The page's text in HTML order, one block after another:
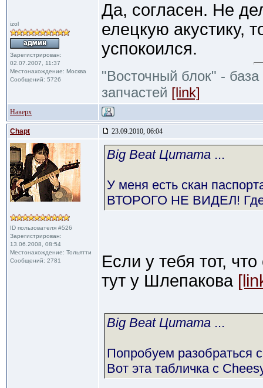
izol
Зарегистрирован:
02.07.2007, 11:37
Местонахождение: Москва
Сообщений: 5726
Да, согласен. Не
елецкую акустику,
успокоился.
"Восточный блок" -
запчастей [link]
Наверх
Chapt 23.09.2010, 06:04
ID пользователя #526
Зарегистрирован:
13.06.2008, 08:54
Местонахождение: Тольятти
Сообщений: 2781
Big Beat Цитата ...
У меня есть скан
ВТОРОГО НЕ ВИДЕЛ!
Если у тебя тот,
тут у Шлепакова
Big Beat Цитата ...
Попробуем разобраться
Вот эта табличка с